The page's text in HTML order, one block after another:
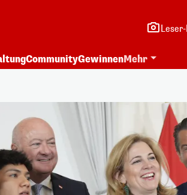
CommunityGewinnenMehr